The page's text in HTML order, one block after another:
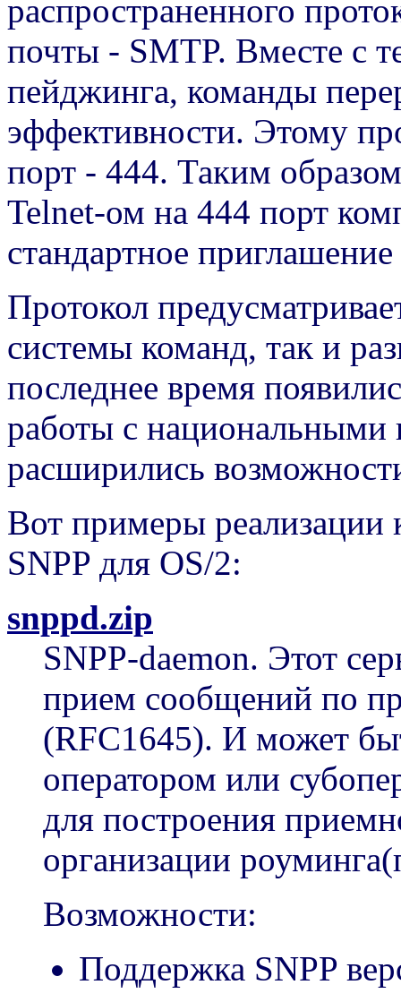
распространенного
почты - SMTP. Вместе с
пейджинга, команды
эффективности. Этому
порт - 444. Таким
Telnet-ом на 444 порт
стандартное приглашение
Протокол
системы команд, так и
последнее время
работы с
расширились
Вот примеры реализации
SNPP для OS/2:
snppd.zip
SNPP-daemon. Этот
прием сообщений по
(RFC1645). И может
оператором или
для построения
организации
Возможности:
Поддержка SNPP